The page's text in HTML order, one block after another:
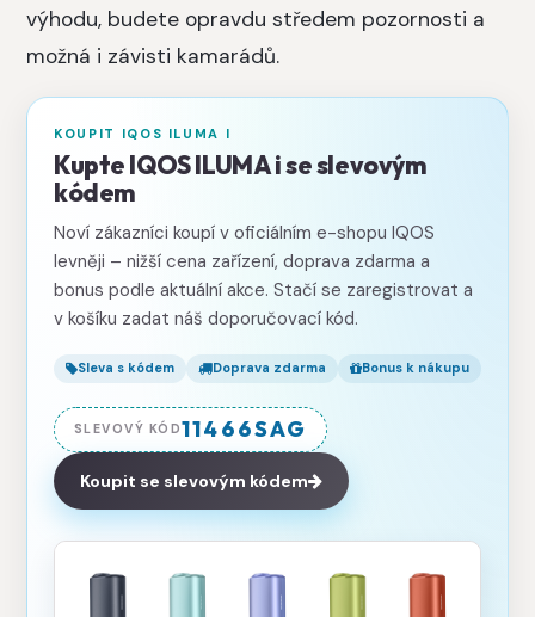
výhodu, budete opravdu středem pozornosti a
možná i závisti kamarádů.
KOUPIT IQOS ILUMA I
Kupte IQOS ILUMA i se slevovým
kódem
Noví zákazníci koupí v oficiálním e-shopu IQOS
levněji – nižší cena zařízení, doprava zdarma a
bonus podle aktuální akce. Stačí se zaregistrovat a
v košíku zadat náš doporučovací kód.
Sleva s kódem Doprava zdarma Bonus k nákupu
SLEVOVÝ KÓD11466SAG
Koupit se slevovým kódem